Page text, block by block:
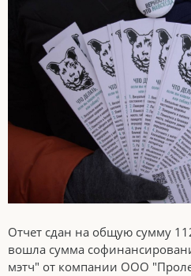
Отчет сдан на общую сумму
вошла сумма
мэтч" от компании ООО